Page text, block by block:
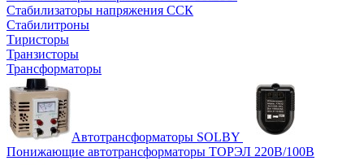
Стабилизаторы напряжения ССК
Стабилитроны
Тиристоры
Транзисторы
Трансформаторы
Автотрансформаторы SOLBY
Понижающие автотрансформаторы ТОРЭЛ 220В/100В